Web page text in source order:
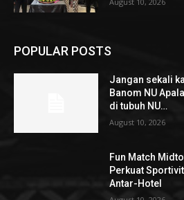
POPULAR POSTS
Jangan sekali
Banom NU
di tubuh NU…
August 10, 2026
Fun Match
Perkuat
Antar-Hotel